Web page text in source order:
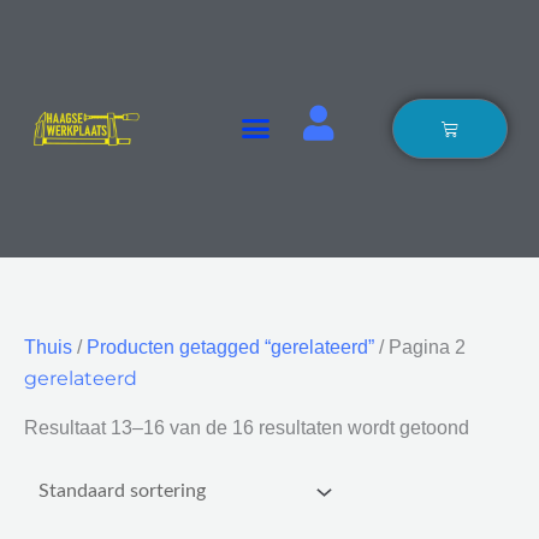
inhoud
Thuis / Producten getagged “gerelateerd” / Pagina 2
gerelateerd
Resultaat 13–16 van de 16 resultaten wordt getoond